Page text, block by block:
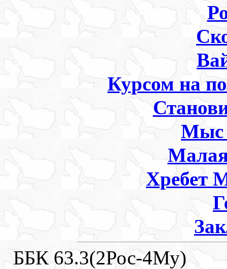
Курсом на
Мыс
Хребет
ББК 63.3(2Рос-4Му)